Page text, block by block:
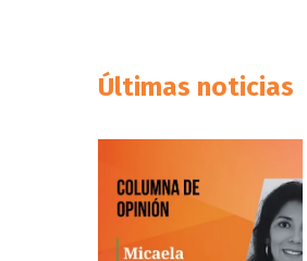
Últimas noticias